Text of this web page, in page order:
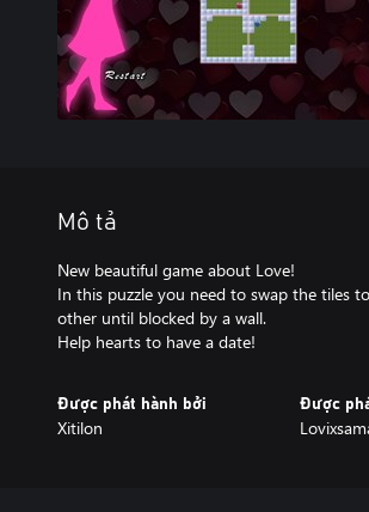
Mô tả
New beautiful game about Love!
In this puzzle you need to swap the tiles
other until blocked by a wall.
Help hearts to have a date!
Được phát hành bởi
Xitilon
Được